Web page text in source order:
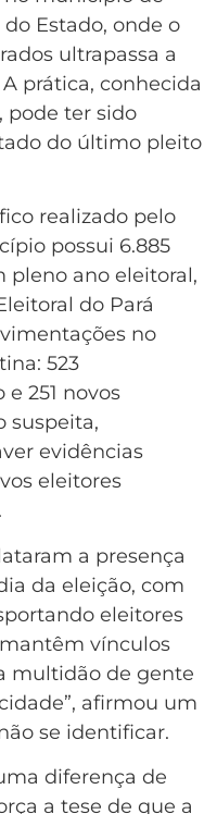
Estado, onde o
ultrapassa a
prática, conhecida
pode ter sido
do último pleito
realizado pelo
possui 6.885
pleno ano eleitoral,
do Pará
no
523
251 novos
suspeita,
evidências
eleitores
a presença
da eleição, com
eleitores
vínculos
multidão de gente
afirmou um
se identificar.
diferença de
a tese de que a